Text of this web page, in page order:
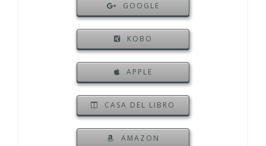
GOOGLE
KOBO
APPLE
CASA DEL LIBRO
AMAZON